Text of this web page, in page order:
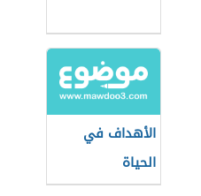
الأهداف في
الحياة